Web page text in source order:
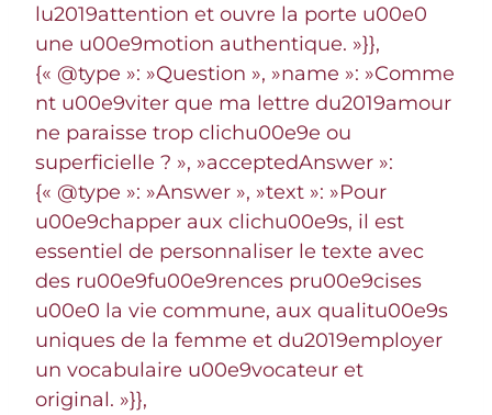
lu2019attention et ouvre la porte u00e0
une u00e9motion authentique. »}},
{« @type »: »Question », »name »: »Comme
nt u00e9viter que ma lettre du2019amour
ne paraisse trop clichu00e9e ou
superficielle ? », »acceptedAnswer »:
{« @type »: »Answer », »text »: »Pour
u00e9chapper aux clichu00e9s, il est
essentiel de personnaliser le texte avec
des ru00e9fu00e9rences pru00e9cises
u00e0 la vie commune, aux qualitu00e9s
uniques de la femme et du2019employer
un vocabulaire u00e9vocateur et
original. »}},